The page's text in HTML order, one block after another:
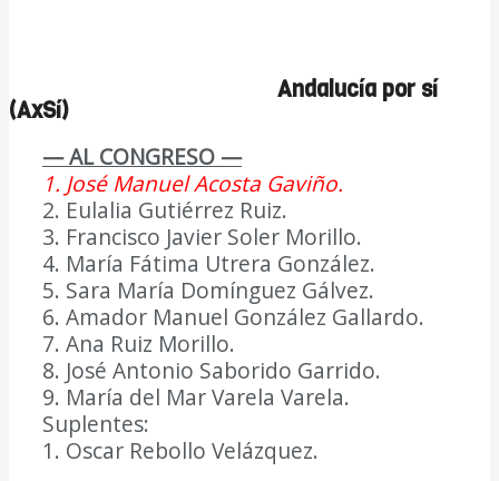
Andalucía por sí
(AxSí)
— AL CONGRESO —
1. José Manuel Acosta Gaviño.
2. Eulalia Gutiérrez Ruiz.
3. Francisco Javier Soler Morillo.
4. María Fátima Utrera González.
5. Sara María Domínguez Gálvez.
6. Amador Manuel González Gallardo.
7. Ana Ruiz Morillo.
8. José Antonio Saborido Garrido.
9. María del Mar Varela Varela.
Suplentes:
1. Oscar Rebollo Velázquez.